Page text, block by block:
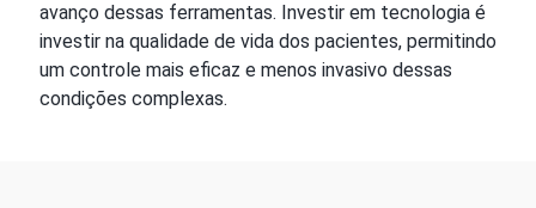
avanço dessas ferramentas. Investir em tecnologia é
investir na qualidade de vida dos pacientes, permitindo
um controle mais eficaz e menos invasivo dessas
condições complexas.